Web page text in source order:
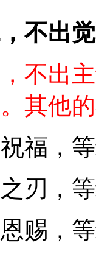
不出
不出
其他的
，等
，等
，等